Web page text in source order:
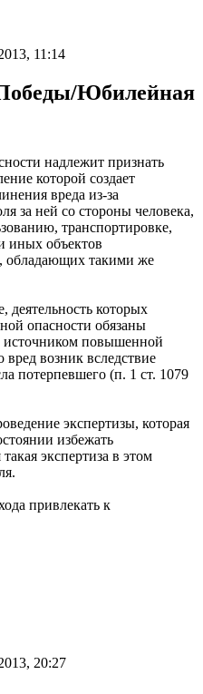
11:14
Юбилейная
надлежит признать
которой создает
вреда из-за
за ней со стороны человека,
транспортировке,
иных объектов
обладающих такими же
которых
опасности обязаны
источником повышенной
вред возник вследствие
потерпевшего (п. 1 ст. 1079
экспертизы, которая
избежать
экспертиза в этом
привлекать к
20:27